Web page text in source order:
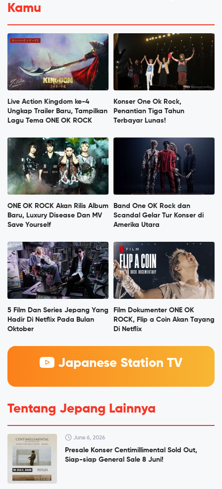
Kamu
Live Action Kingdom ke-4
Ungkap Trailer Baru, Tampilkan
Lagu Tema ONE OK ROCK
Konser One Ok Rock,
Penantian Tiga Tahun
Terbayar Lunas!
ONE OK ROCK Akan Rilis Album
Baru, Luxury Disease Dan MV
Save Yourself
Band One OK Rock dan
Scandal Gelar Tur Konser di
Amerika Utara
5 Film Dan Series Jepang Yang
Hadir Di Netflix Pada Bulan
Oktober
Film Dokumenter ONE OK
ROCK, Flip a Coin Akan Tayang
Di Netflix
Japanese Station TV
Tentang Jepang Lainnya
June 6, 2026
Presale Konser Centimillimental Sold Out,
Siap-siap General Sale 8 Juni!